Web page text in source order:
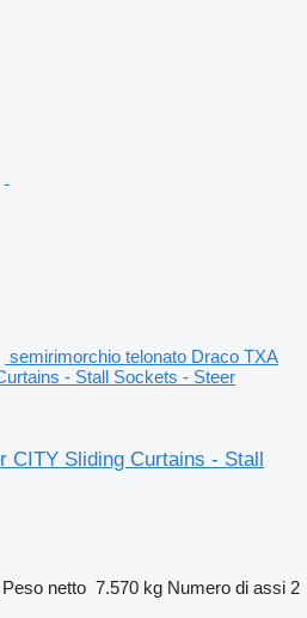
semirimorchio telonato Draco TXA
- Stall Sockets - Steer
CITY Sliding Curtains - Stall
Peso netto 7.570 kg Numero di assi 2